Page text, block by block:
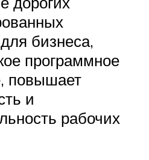
бизнеса,
программное
повышает
и
рабочих